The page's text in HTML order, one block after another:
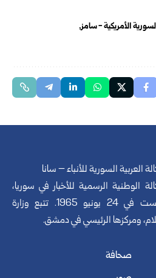
الأمريكية - سامز
العربية السورية للأنباء – سانا
الوطنية الرسمية للأخبار في سوريا،
تأسست في 24 يونيو 1965. تتبع وزارة
ومركزها الرئيسي في دمشق.
صحافة